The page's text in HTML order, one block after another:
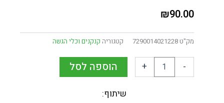
₪90.00
מק"ט7290014021228 קטגוריהקנקנים וכלי הגשה
הוספה לסל
שיתוף: